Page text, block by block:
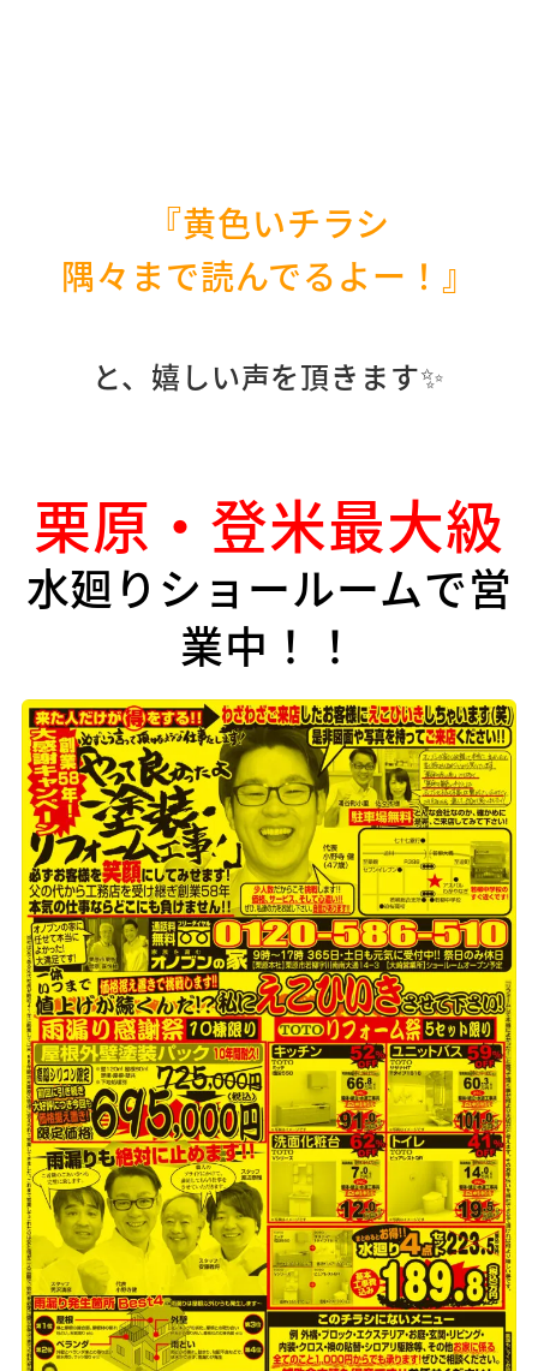
『黄色いチラシ
隅々まで読んでるよー！』
と、嬉しい声を頂きます✨
栗原・登米最大級
水廻りショールームで営
業中！！